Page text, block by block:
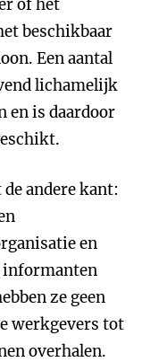
of het
beschikbaar
Een aantal
lichamelijk
en is daardoor
andere kant:
en
informanten
ze geen
werkgevers tot
overhalen.